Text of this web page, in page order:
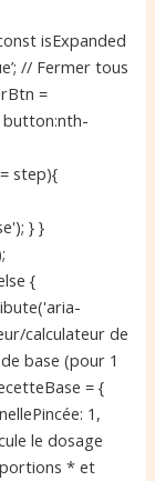
isExpanded
// Fermer tous
=
button:nth-
step){
} }
{
calculateur de
base (pour 1
= {
1,
le dosage
* et